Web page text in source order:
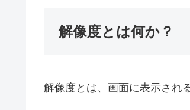
解像度とは何か？
解像度とは、画面に表示され